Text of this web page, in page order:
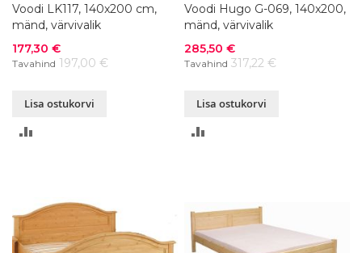
Voodi LK117, 140x200 cm,
mänd, värvivalik
Soodushind
177,30 €
Tavahind 197,00 €
Lisa ostukorvi
Voodi Hugo G-069, 140x200,
mänd, värvivalik
Soodushind
285,50 €
Tavahind 317,22 €
Lisa ostukorvi